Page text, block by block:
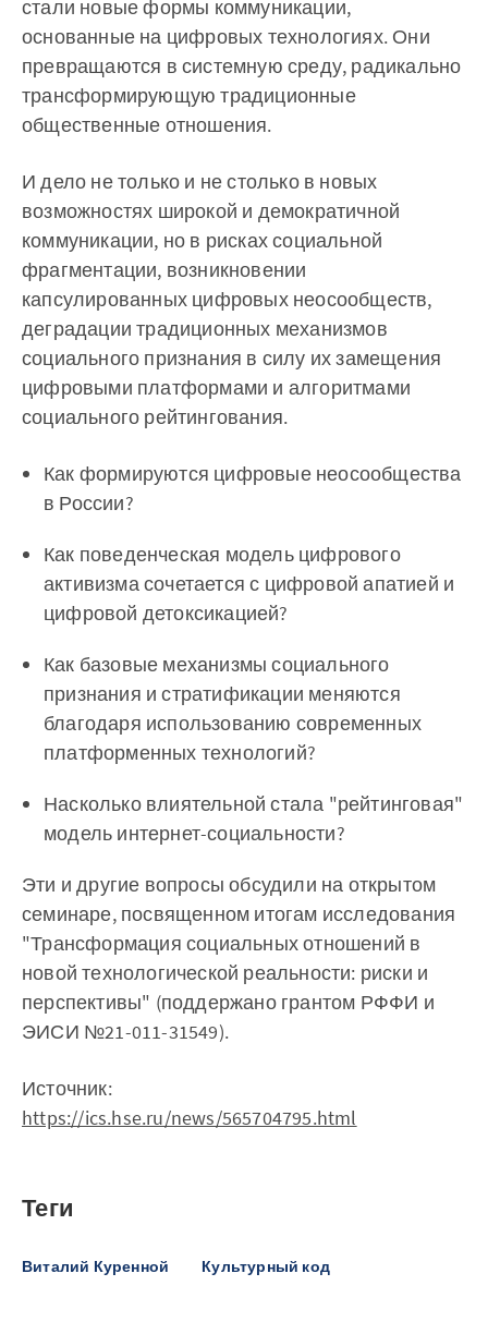
стали новые формы коммуникации,
основанные на цифровых технологиях. Они
превращаются в системную среду, радикально
трансформирующую традиционные
общественные отношения.
И дело не только и не столько в новых
возможностях широкой и демократичной
коммуникации, но в рисках социальной
фрагментации, возникновении
капсулированных цифровых неосообществ,
деградации традиционных механизмов
социального признания в силу их замещения
цифровыми платформами и алгоритмами
социального рейтингования.
Как формируются цифровые неосообщества
в России?
Как поведенческая модель цифрового
активизма сочетается с цифровой апатией и
цифровой детоксикацией?
Как базовые механизмы социального
признания и стратификации меняются
благодаря использованию современных
платформенных технологий?
Насколько влиятельной стала "рейтинговая"
модель интернет-социальности?
Эти и другие вопросы обсудили на открытом
семинаре, посвященном итогам исследования
"Трансформация социальных отношений в
новой технологической реальности: риски и
перспективы" (поддержано грантом РФФИ и
ЭИСИ №21-011-31549).
Источник:
https://ics.hse.ru/news/565704795.html
Теги
Виталий Куренной Культурный код